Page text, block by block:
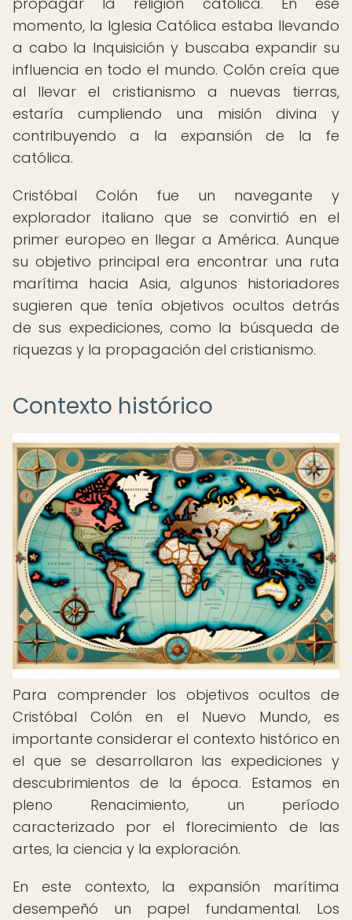
momento, la Iglesia Católica estaba llevando
a cabo la Inquisición y buscaba expandir su
influencia en todo el mundo. Colón creía que
al llevar el cristianismo a nuevas tierras,
estaría cumpliendo una misión divina y
contribuyendo a la expansión de la fe
católica.
Cristóbal Colón fue un navegante y
explorador italiano que se convirtió en el
primer europeo en llegar a América. Aunque
su objetivo principal era encontrar una ruta
marítima hacia Asia, algunos historiadores
sugieren que tenía objetivos ocultos detrás
de sus expediciones, como la búsqueda de
riquezas y la propagación del cristianismo.
Contexto histórico
Para comprender los objetivos ocultos de
Cristóbal Colón en el Nuevo Mundo, es
importante considerar el contexto histórico en
el que se desarrollaron las expediciones y
descubrimientos de la época. Estamos en
pleno Renacimiento, un período
caracterizado por el florecimiento de las
artes, la ciencia y la exploración.
En este contexto, la expansión marítima
desempeñó un papel fundamental. Los